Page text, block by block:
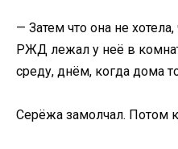
— Затем что она не
РЖД лежал у неё в
среду, днём, когда дома
Серёжа замолчал. Потом